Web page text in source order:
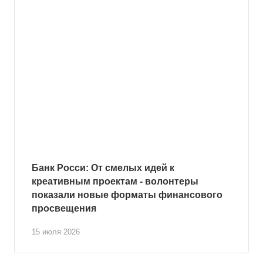
15 июля 2026
Банк Росси: От смелых идей к
креативным проектам - волонтеры
показали новые форматы финансового
просвещения